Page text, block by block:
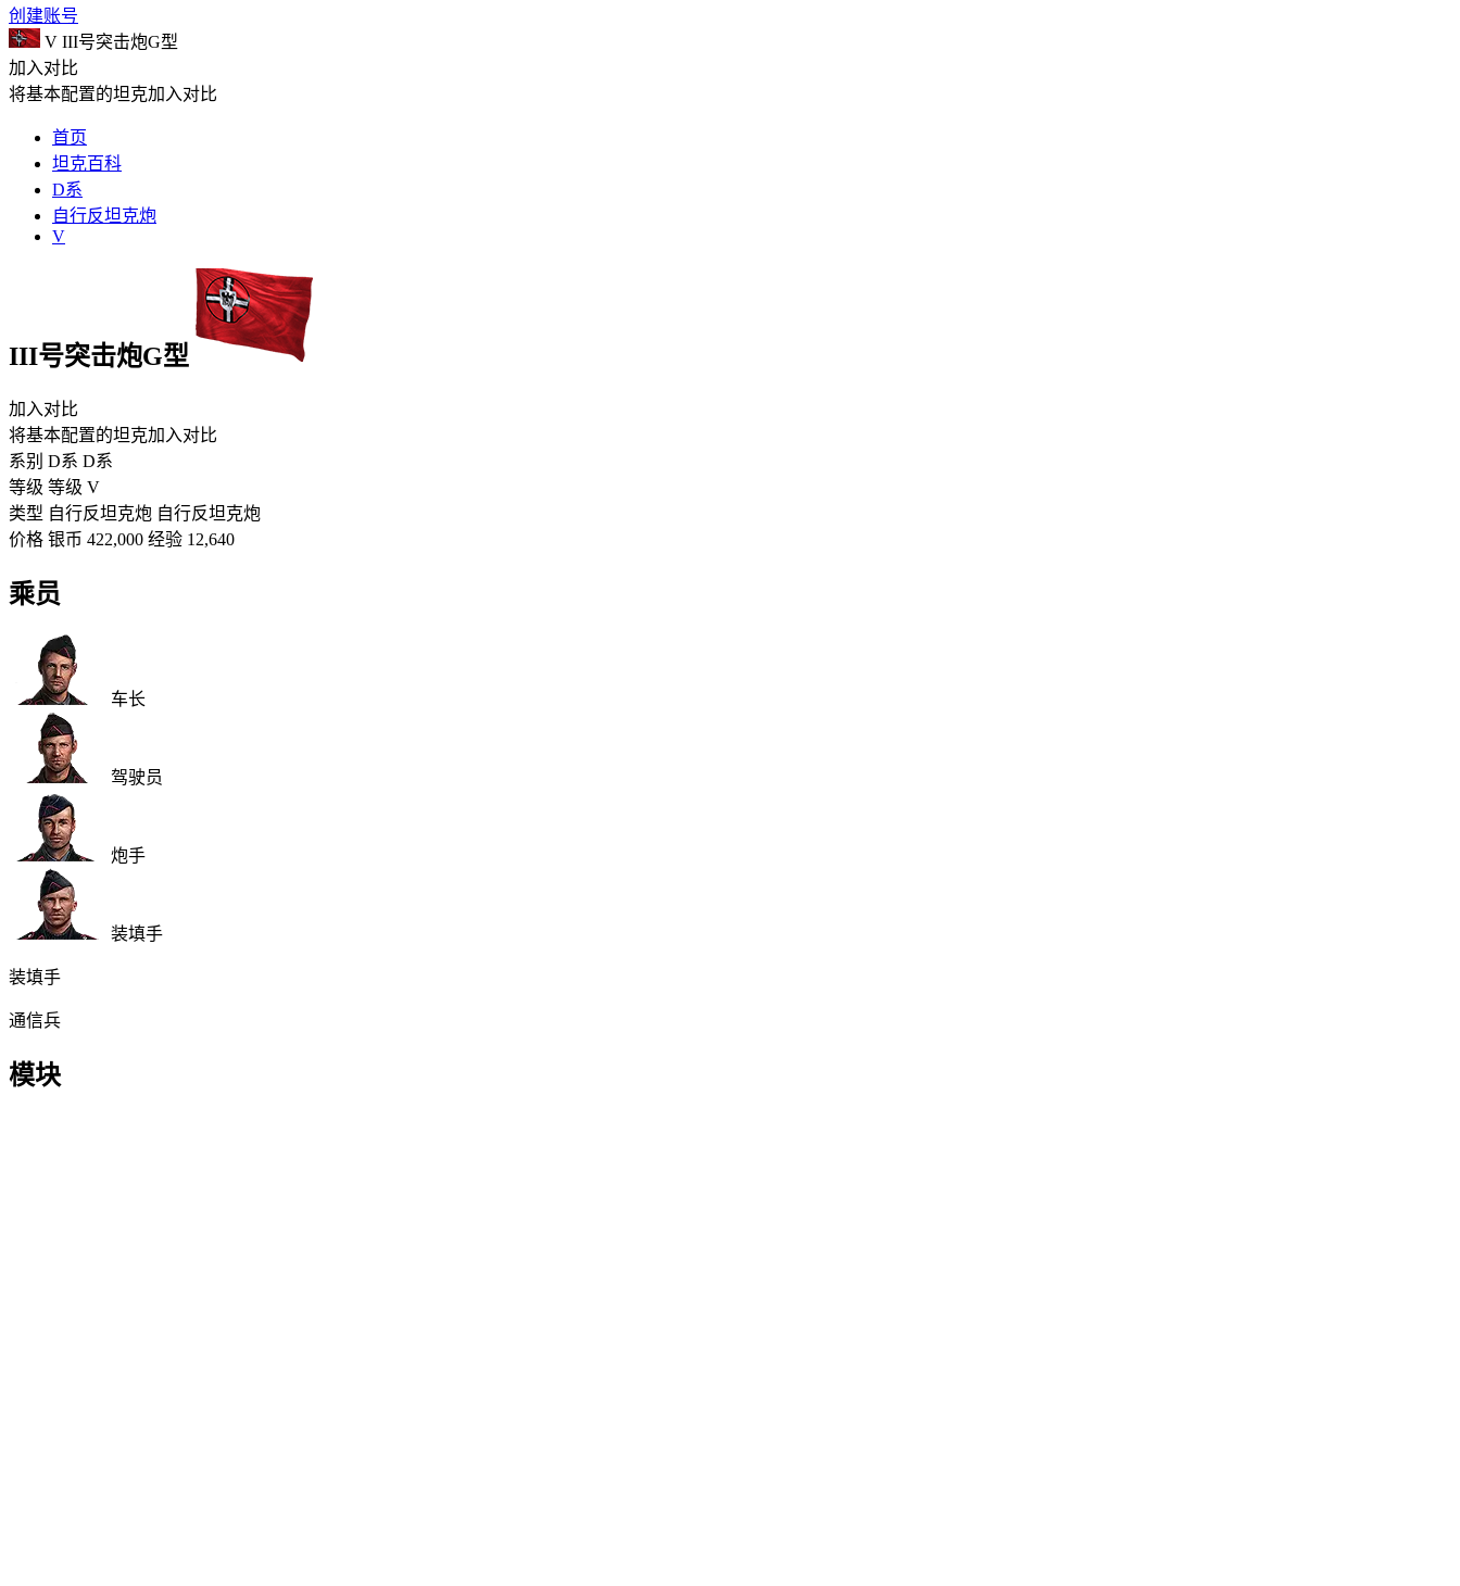
创建账号
V III号突击炮G型
加入对比
将基本配置的坦克加入对比
首页
坦克百科
D系
自行反坦克炮
V
III号突击炮G型
加入对比
将基本配置的坦克加入对比
系别 D系 D系
等级 等级 V
类型 自行反坦克炮 自行反坦克炮
价格 银币 422,000 经验 12,640
乘员
车长
驾驶员
炮手
装填手
装填手
通信兵
模块